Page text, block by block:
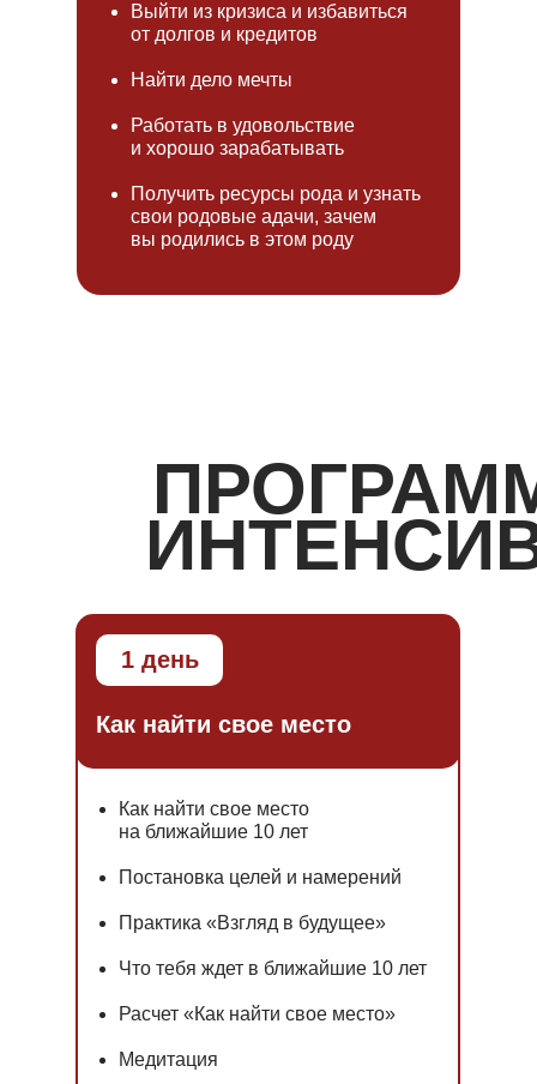
Выйти из кризиса и избавиться
от долгов и кредитов
Найти дело мечты
Работать в удовольствие
и хорошо зарабатывать
Получить ресурсы рода и узнать
свои родовые адачи, зачем
вы родились в этом роду
Как найти свое место
на ближайшие 10 лет
Постановка целей и намерений
Практика «Взгляд в будущее»
Что тебя ждет в ближайшие 10 лет
Расчет «Как найти свое место»
Медитация
1 день
Как найти свое место